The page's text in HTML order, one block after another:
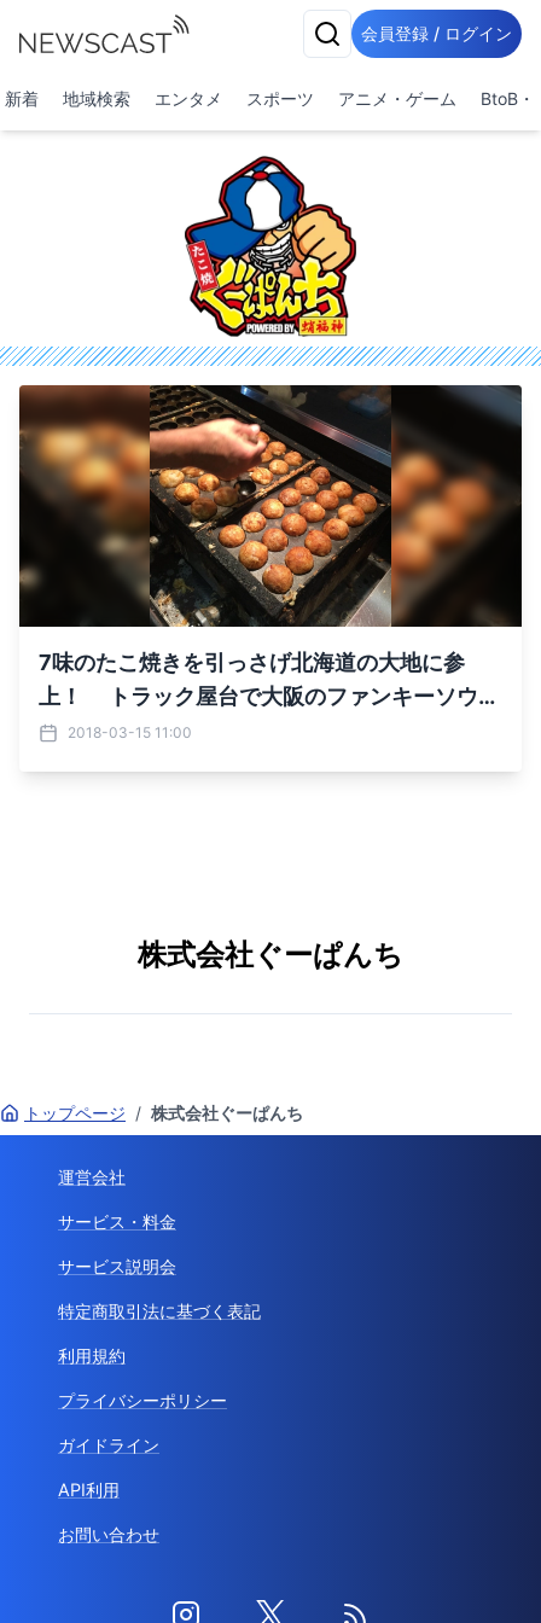
会員登録 / ログイン
新着 地域検索 エンタメ スポーツ アニメ・ゲーム BtoB・
7味のたこ焼きを引っさげ北海道の大地に参
上！ トラック屋台で大阪のファンキーソウル
フードを提供
2018-03-15 11:00
株式会社ぐーぱんち
トップページ / 株式会社ぐーぱんち
運営会社
サービス・料金
サービス説明会
特定商取引法に基づく表記
利用規約
プライバシーポリシー
ガイドライン
API利用
お問い合わせ